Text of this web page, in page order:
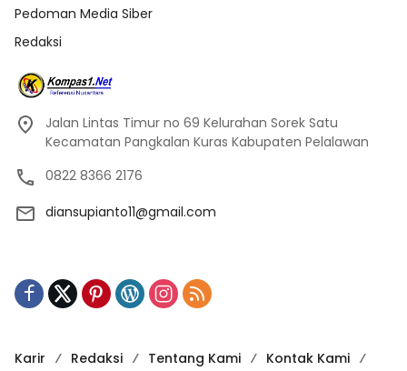
Pedoman Media Siber
Redaksi
Jalan Lintas Timur no 69 Kelurahan Sorek Satu
Kecamatan Pangkalan Kuras Kabupaten Pelalawan
0822 8366 2176
diansupianto11@gmail.com
Karir Redaksi Tentang Kami Kontak Kami